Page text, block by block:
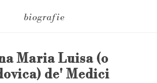
biografie
Maria Luisa (o
de' Medici